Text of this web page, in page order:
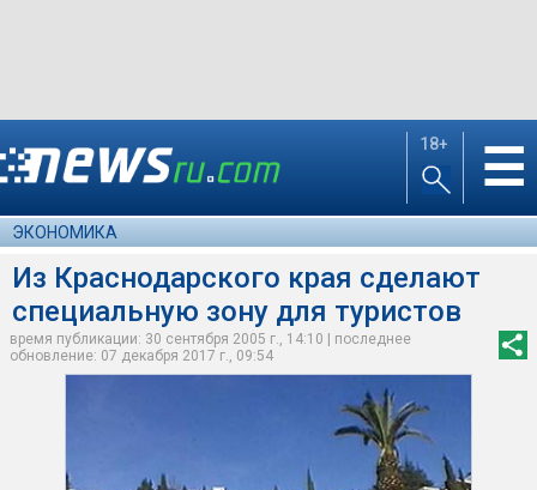
18+ ☰
ЭКОНОМИКА
Из Краснодарского края сделают
специальную зону для туристов
время публикации: 30 сентября 2005 г., 14:10 | последнее
обновление: 07 декабря 2017 г., 09:54